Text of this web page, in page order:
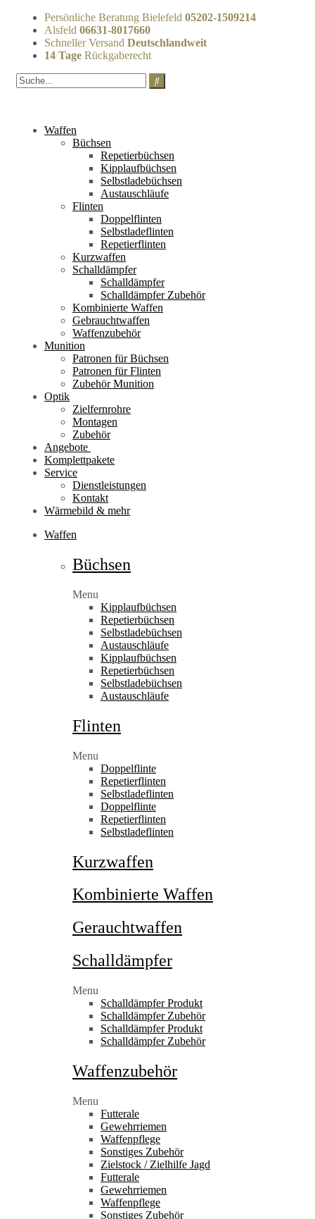
Persönliche Beratung Bielefeld 05202-1509214
Alsfeld 06631-8017660
Schneller Versand Deutschlandweit
14 Tage Rückgaberecht
Waffen
Büchsen
Repetierbüchsen
Kipplaufbüchsen
Selbstladebüchsen
Austauschläufe
Flinten
Doppelflinten
Selbstladeflinten
Repetierflinten
Kurzwaffen
Schalldämpfer
Schalldämpfer
Schalldämpfer Zubehör
Kombinierte Waffen
Gebrauchtwaffen
Waffenzubehör
Munition
Patronen für Büchsen
Patronen für Flinten
Zubehör Munition
Optik
Zielfernrohre
Montagen
Zubehör
Angebote
Komplettpakete
Service
Dienstleistungen
Kontakt
Wärmebild & mehr
Waffen
Büchsen
Menu
Kipplaufbüchsen
Repetierbüchsen
Selbstladebüchsen
Austauschläufe
Kipplaufbüchsen
Repetierbüchsen
Selbstladebüchsen
Austauschläufe
Flinten
Menu
Doppelflinte
Repetierflinten
Selbstladeflinten
Doppelflinte
Repetierflinten
Selbstladeflinten
Kurzwaffen
Kombinierte Waffen
Gerauchtwaffen
Schalldämpfer
Menu
Schalldämpfer Produkt
Schalldämpfer Zubehör
Schalldämpfer Produkt
Schalldämpfer Zubehör
Waffenzubehör
Menu
Futterale
Gewehrriemen
Waffenpflege
Sonstiges Zubehör
Zielstock / Zielhilfe Jagd
Futterale
Gewehrriemen
Waffenpflege
Sonstiges Zubehör